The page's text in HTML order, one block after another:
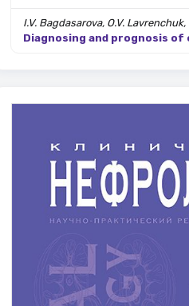
I.V. Bagdasarova, O.V. Lavrenchuk,
Diagnosing and prognosis